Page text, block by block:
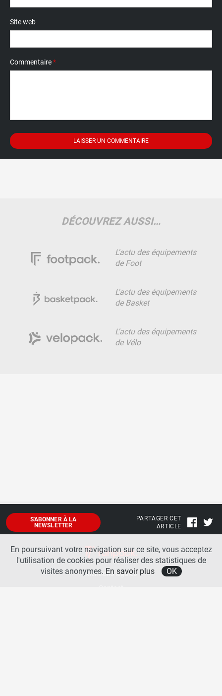
Site web
Commentaire*
DÉCOUVREZ AUSSI…
L'actu des équipements
de Foot
L'actu des équipements
de Basket
L'actu des équipements
de Vélo
S'ABONNER À LA
NEWSLETTER
PARTAGER CET
ARTICLE
Mentions légales
En poursuivant votre navigation sur ce site, vous acceptez
l'utilisation de cookies pour réaliser des statistiques de
visites anonymes. En savoir plus OK